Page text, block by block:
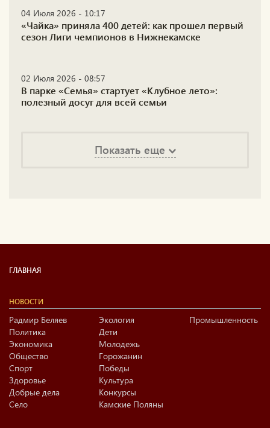
04 Июля 2026 - 10:17
«Чайка» приняла 400 детей: как прошел первый
сезон Лиги чемпионов в Нижнекамске
02 Июля 2026 - 08:57
В парке «Семья» стартует «Клубное лето»:
полезный досуг для всей семьи
Показать еще
ГЛАВНАЯ
НОВОСТИ
Радмир Беляев
Политика
Экономика
Общество
Спорт
Здоровье
Добрые дела
Село
Экология
Дети
Молодежь
Горожанин
Победы
Культура
Конкурсы
Камские Поляны
Промышленность